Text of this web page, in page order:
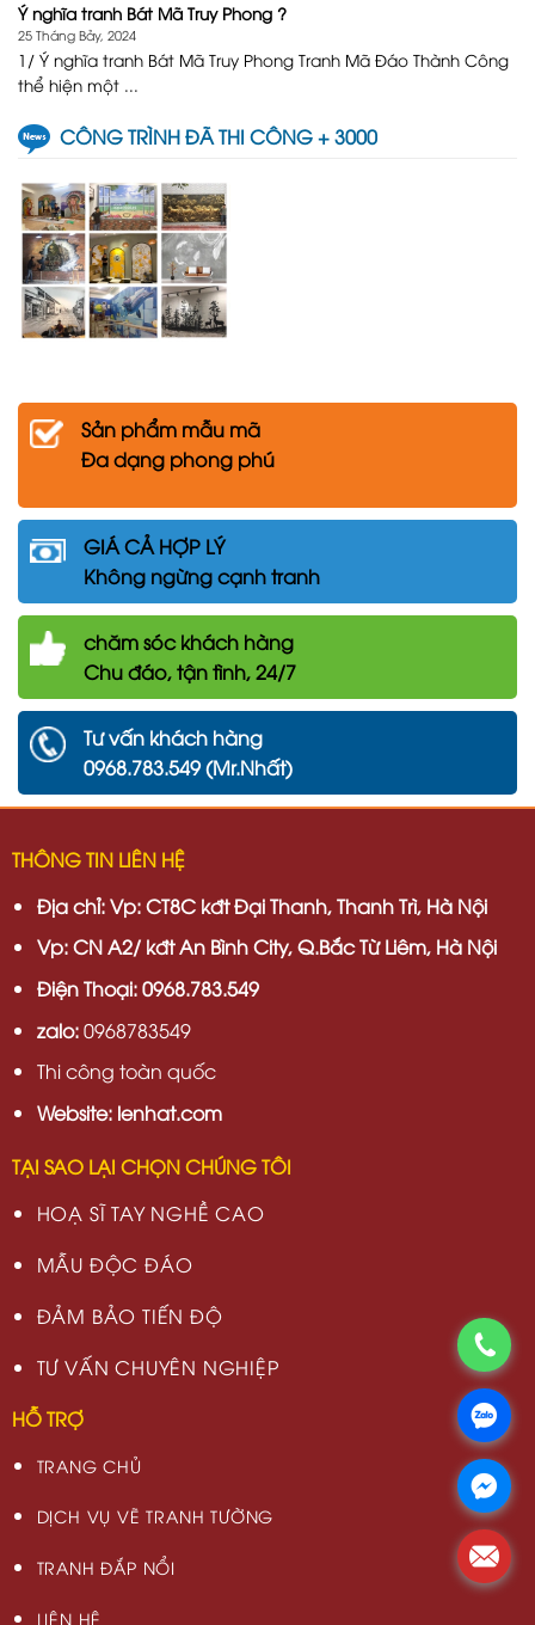
Ý nghĩa tranh Bát Mã Truy Phong ?
25 Tháng Bảy, 2024
1/ Ý nghĩa tranh Bát Mã Truy Phong Tranh Mã Đáo Thành Công
thể hiện một ...
CÔNG TRÌNH ĐÃ THI CÔNG + 3000
Sản phẩm mẫu mã
Đa dạng phong phú
GIÁ CẢ HỢP LÝ
Không ngừng cạnh tranh
chămsóc khách hàng
Chu đáo, tận tình, 24/7
Tư vấn khách hàng
0968.783.549 (Mr.Nhất)
THÔNG TIN LIÊN HỆ
Địa chỉ: Vp: CT8C kđt Đại Thanh, Thanh Trì, Hà Nội
Vp: CN A2/ kđt An Bình City, Q.Bắc Từ Liêm, Hà Nội
Điện Thoại: 0968.783.549
zalo:0968783549
Thi công toàn quốc
Website: lenhat.com
TẠI SAO LẠI CHỌN CHÚNG TÔI
HOẠ SĨ TAY NGHỀ CAO
MẪU ĐỘC ĐÁO
ĐẢM BẢO TIẾN ĐỘ
TƯ VẤN CHUYÊN NGHIỆP
HỖ TRỢ
TRANG CHỦ
DỊCH VỤ VẼ TRANH TƯỜNG
TRANH ĐẮP NỔI
LIÊN HỆ